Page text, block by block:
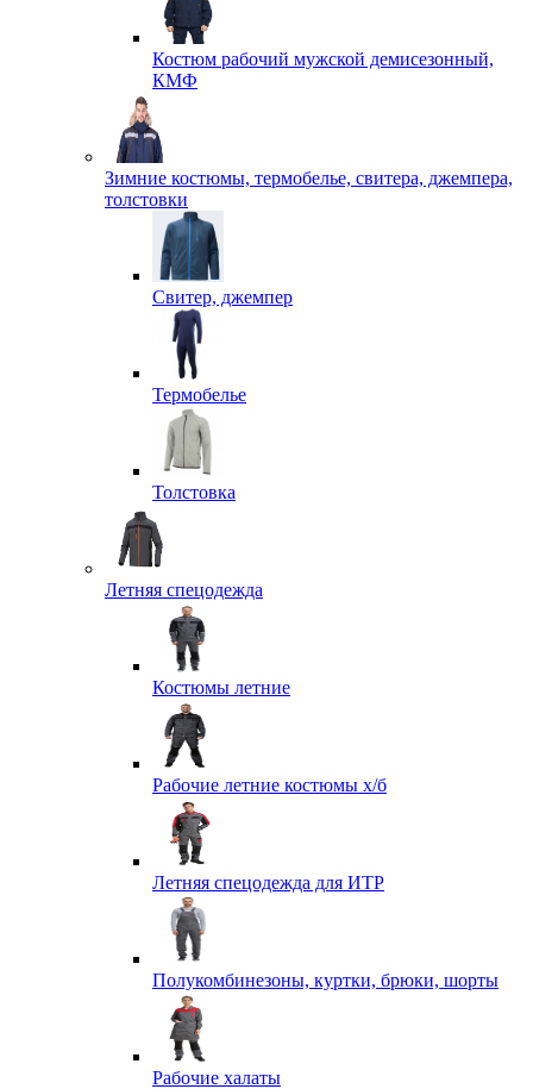
Костюм рабочий мужской демисезонный,
КМФ
Зимние костюмы, термобелье, свитера, джемпера,
толстовки
Свитер, джемпер
Термобелье
Толстовка
Летняя спецодежда
Костюмы летние
Рабочие летние костюмы х/б
Летняя спецодежда для ИТР
Полукомбинезоны, куртки, брюки, шорты
Рабочие халаты